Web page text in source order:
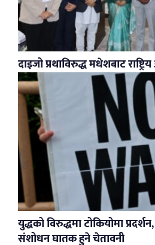
दाइजो प्रथाविरुद्ध मधेशबाट
युद्धको विरुद्धमा टोकियोमा
संशोधन घातक हुने चेतावनी